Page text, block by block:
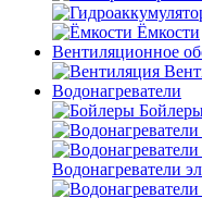
Ёмкости
Вентиляционное
Водонагреватели
Водонагреватели